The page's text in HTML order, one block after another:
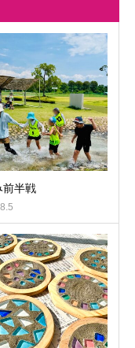
前半戦